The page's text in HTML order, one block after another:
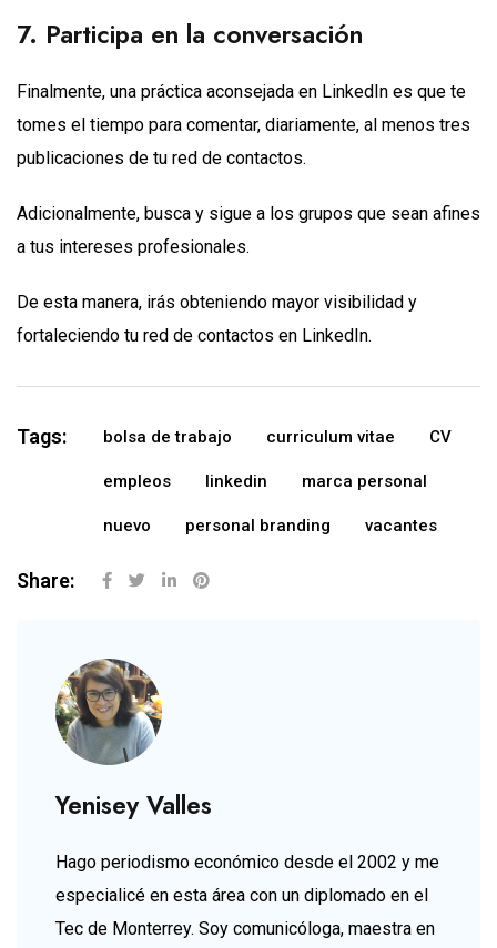
7. Participa en la conversación
Finalmente, una práctica aconsejada en LinkedIn es que te
tomes el tiempo para comentar, diariamente, al menos tres
publicaciones de tu red de contactos.
Adicionalmente, busca y sigue a los grupos que sean afines
a tus intereses profesionales.
De esta manera, irás obteniendo mayor visibilidad y
fortaleciendo tu red de contactos en LinkedIn.
Tags: bolsa de trabajo curriculum vitae CV
empleos linkedin marca personal
nuevo personal branding vacantes
Share:
Yenisey Valles
Hago periodismo económico desde el 2002 y me
especialicé en esta área con un diplomado en el
Tec de Monterrey. Soy comunicóloga, maestra en